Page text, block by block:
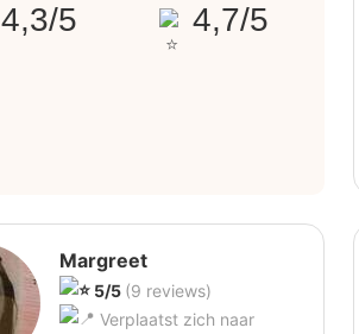
4,3/5 4,7/5
Margreet
5/5 (9 reviews)
Verplaatst zich naar